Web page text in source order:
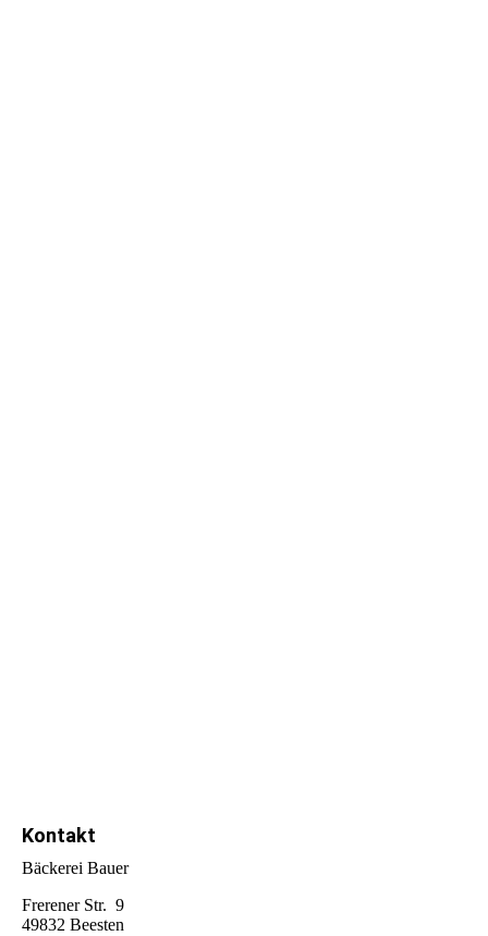
Kontakt
Bäckerei Bauer
Frerener Str. 9
49832 Beesten